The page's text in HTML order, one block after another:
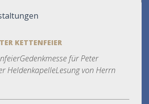
KETTENFEIER
für Peter
HeldenkapelleLesung von Herrn